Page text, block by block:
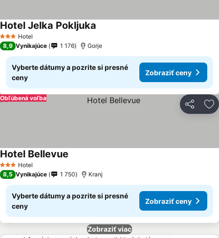
3 Počet hviezdičiek
Hotel
Hotel Jelka Pokljuka
8,9 Vynikajúce 1 176 Gorje
Vyberte dátumy a pozrite si presné
ceny
Zobraziť ceny
Zdieľať
Obľúbená voľba
3 Počet hviezdičiek
Hotel
Hotel Bellevue
8,5 Vynikajúce 1 750 Kranj
Vyberte dátumy a pozrite si presné
ceny
Zobraziť ceny
Zobraziť viac